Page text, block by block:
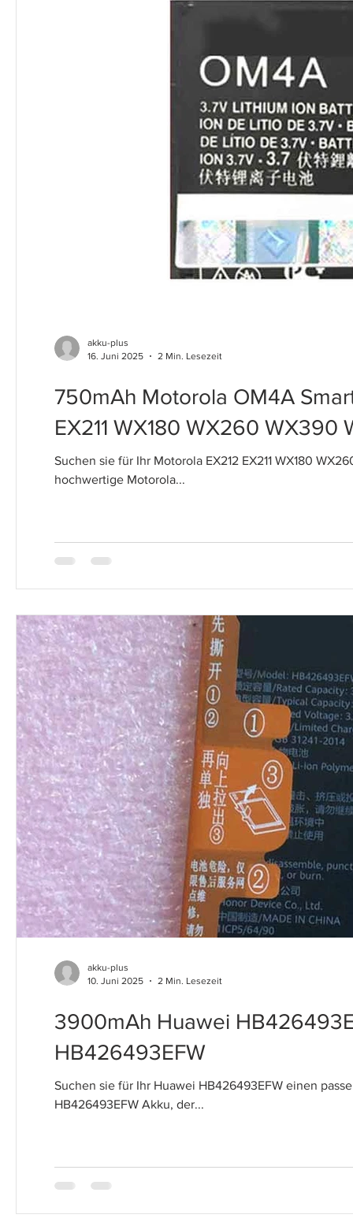
750mAh Motorola OM4A
EX211 WX180 WX260 WX390
Suchen sie für Ihr Motorola EX212 EX211 WX180
hochwertige Motorola...
akku-plus
16. Juni 2025
2 Min. Lesezeit
3900mAh Huawei
HB426493EFW
Suchen sie für Ihr Huawei HB426493EFW einen
HB426493EFW Akku, der...
akku-plus
10. Juni 2025
2 Min. Lesezeit